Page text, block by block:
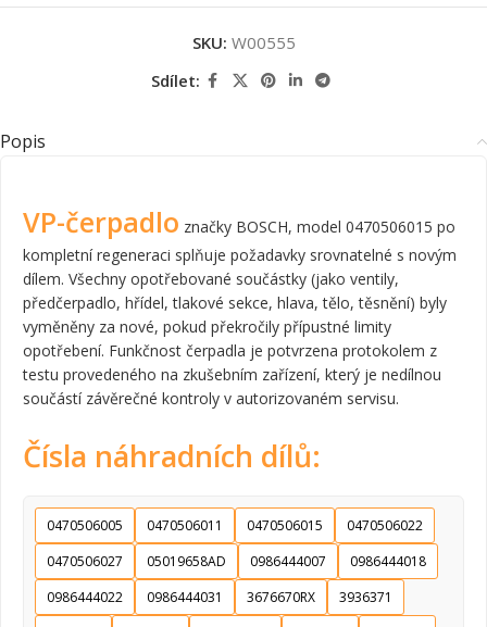
SKU: W00555
Sdílet:
Popis
VP-čerpadlo značky BOSCH, model 0470506015 po
kompletní regeneraci splňuje požadavky srovnatelné s novým
dílem. Všechny opotřebované součástky (jako ventily,
předčerpadlo, hřídel, tlakové sekce, hlava, tělo, těsnění) byly
vyměněny za nové, pokud překročily přípustné limity
opotřebení. Funkčnost čerpadla je potvrzena protokolem z
testu provedeného na zkušebním zařízení, který je nedílnou
součástí závěrečné kontroly v autorizovaném servisu.
Čísla náhradních dílů:
0470506005 0470506011 0470506015
0470506022
0470506027
05019658AD 0986444007
0986444018
0986444022
0986444031 3676670RX
3936371